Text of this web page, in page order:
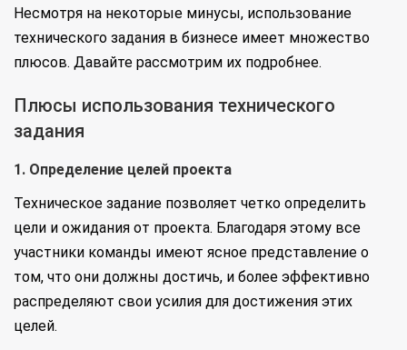
Несмотря на некоторые минусы, использование
технического задания в бизнесе имеет множество
плюсов. Давайте рассмотрим их подробнее.
Плюсы использования технического
задания
1. Определение целей проекта
Техническое задание позволяет четко определить
цели и ожидания от проекта. Благодаря этому все
участники команды имеют ясное представление о
том, что они должны достичь, и более эффективно
распределяют свои усилия для достижения этих
целей.